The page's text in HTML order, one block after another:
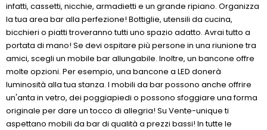
infatti, cassetti, nicchie, armadietti e un grande ripiano. Organizza
la tua area bar alla perfezione! Bottiglie, utensili da cucina,
bicchieri o piatti troveranno tutti uno spazio adatto. Avrai tutto a
portata di mano! Se devi ospitare più persone in una riunione tra
amici, scegli un mobile bar allungabile. Inoltre, un bancone offre
molte opzioni. Per esempio, una bancone a LED donerà
luminosità alla tua stanza. I mobili da bar possono anche offrire
un'anta in vetro, dei poggiapiedi o possono sfoggiare una forma
originale per dare un tocco di allegria! Su Vente-unique ti
aspettano mobili da bar di qualità a prezzi bassi! In tutte le